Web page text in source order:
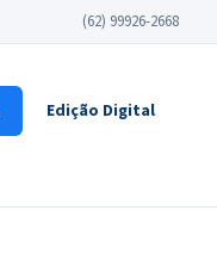
(62) 99926-2668
Edição Digital